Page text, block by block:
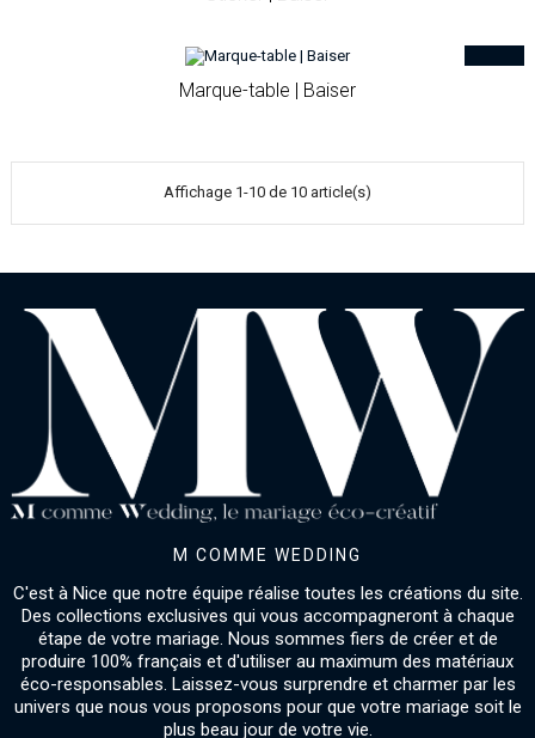
Marque-table | Baiser
Affichage 1-10 de 10 article(s)
M COMME WEDDING
C'est à Nice que notre équipe réalise toutes les créations du site.
Des collections exclusives qui vous accompagneront à chaque
étape de votre mariage. Nous sommes fiers de créer et de
produire 100% français et d'utiliser au maximum des matériaux
éco-responsables. Laissez-vous surprendre et charmer par les
univers que nous vous proposons pour que votre mariage soit le
plus beau jour de votre vie.